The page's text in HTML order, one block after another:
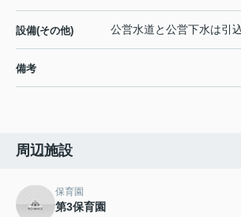
設備(その他) 公営水道と公営下水は引
備考
周辺施設
保育園
第3保育園